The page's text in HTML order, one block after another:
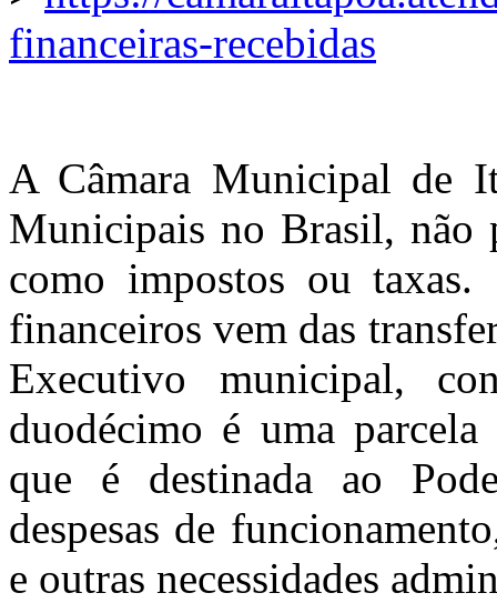
financeiras-recebidas
A Câmara Municipal de
Municipais no Brasil, não
como impostos ou
financeiros vem das
Executivo municipal,
duodécimo é uma
que é destinada ao
despesas de
e outras necessidades